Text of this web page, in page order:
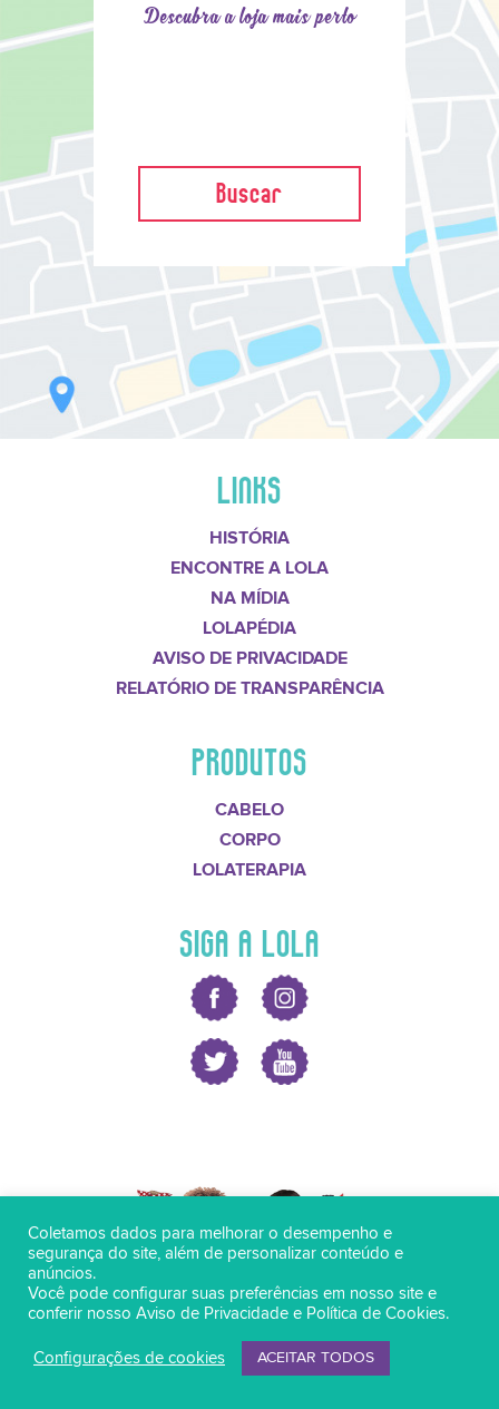
Descubra a loja mais perto
Buscar
LINKS
HISTÓRIA
ENCONTRE A LOLA
NA MÍDIA
LOLAPÉDIA
AVISO DE PRIVACIDADE
RELATÓRIO DE TRANSPARÊNCIA
PRODUTOS
CABELO
CORPO
LOLATERAPIA
SIGA A LOLA
Coletamos dados para melhorar o desempenho e
segurança do site, além de personalizar conteúdo e
anúncios.
Você pode configurar suas preferências em nosso site e
conferir nosso Aviso de Privacidade e Política de Cookies.
Configurações de cookies ACEITAR TODOS